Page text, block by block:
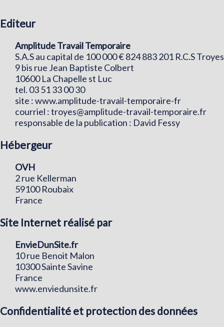
Editeur
Amplitude Travail Temporaire
S.A.S au capital de 100 000 € 824 883 201 R.C.S Troyes
9 bis rue Jean Baptiste Colbert
10600 La Chapelle st Luc
tel. 03 51 33 00 30
site : www.amplitude-travail-temporaire-fr
courriel :troyes@amplitude-travail-temporaire.fr
responsable de la publication : David Fessy
Hébergeur
OVH
2 rue Kellerman
59100 Roubaix
France
Site Internet réalisé par
EnvieDunSite.fr
10 rue Benoit Malon
10300 Sainte Savine
France
www.enviedunsite.fr
Confidentialité et protection des données